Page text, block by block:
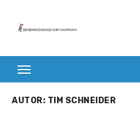
Inhalt
AUTOR: TIM SCHNEIDER